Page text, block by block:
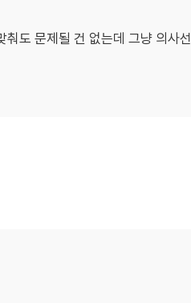
도 문제될 건 없는데 그냥 의사선